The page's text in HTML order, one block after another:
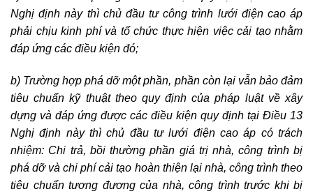
Nghị định này thì chủ đầu tư công trình lưới điện cao áp
phải chịu kinh phí và tổ chức thực hiện việc cải tạo nhằm
đáp ứng các điều kiện đó;
b) Trường hợp phá dỡ một phần, phần còn lại vẫn bảo đảm
tiêu chuẩn kỹ thuật theo quy định của pháp luật về xây
dựng và đáp ứng được các điều kiện quy định tại Điều 13
Nghị định này thì chủ đầu tư lưới điện cao áp có trách
nhiệm: Chi trả, bồi thường phần giá trị nhà, công trình bị
phá dỡ và chi phí cải tạo hoàn thiện lại nhà, công trình theo
tiêu chuẩn tương đương của nhà, công trình trước khi bị